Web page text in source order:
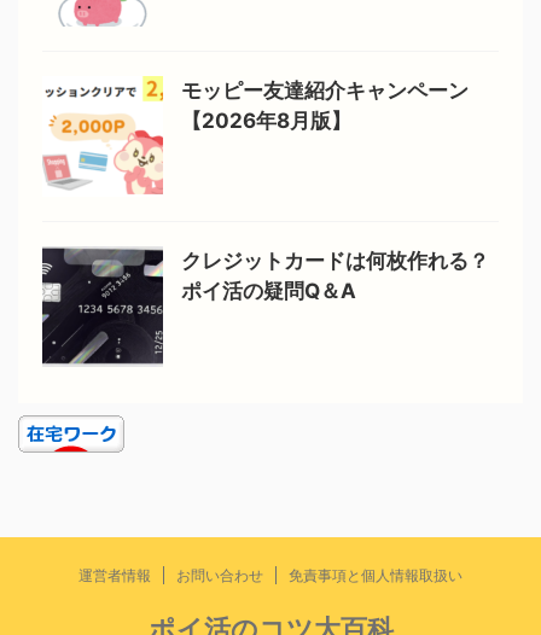
モッピー友達紹介キャンペーン
【2026年8月版】
クレジットカードは何枚作れる？
ポイ活の疑問Q＆A
運営者情報 お問い合わせ 免責事項と個人情報取扱い